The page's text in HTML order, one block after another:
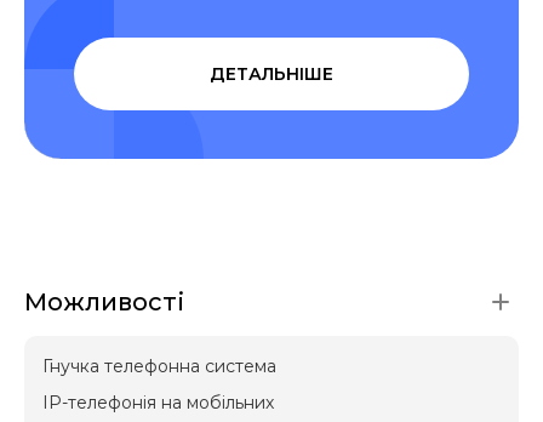
ДЕТАЛЬНІШЕ
Можливості
Гнучка телефонна система
IP-телефонія на мобільних